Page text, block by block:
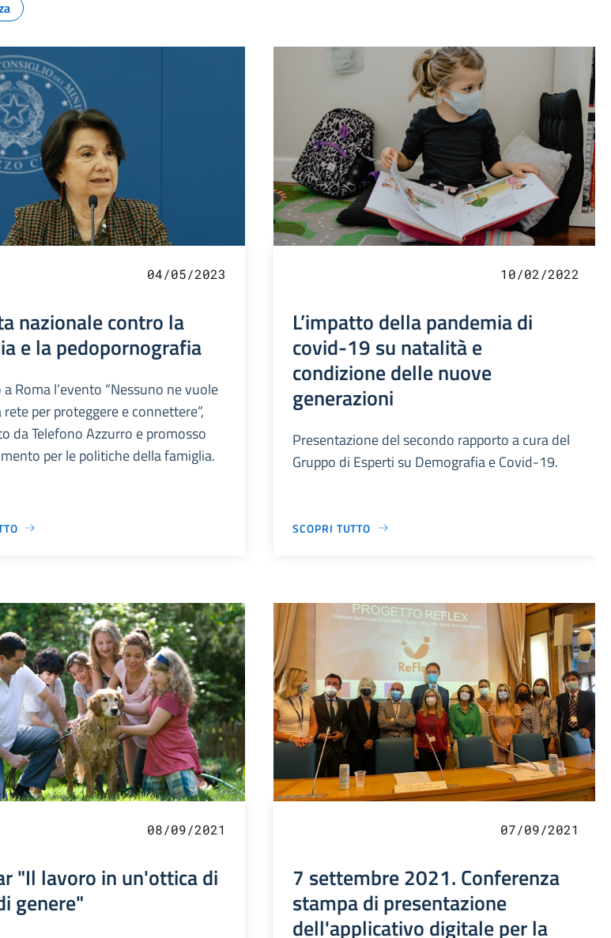
04/05/2023
nazionale contro la
e la pedopornografia
Roma l’evento “Nessuno ne vuole
rete per proteggere e connettere”,
da Telefono Azzurro e promosso
per le politiche della famiglia.
10/02/2022
L’impatto della pandemia di
covid-19 su natalità e
condizione delle nuove
generazioni
Presentazione del secondo rapporto a cura del
Gruppo di Esperti su Demografia e Covid-19.
SCOPRI TUTTO
08/09/2021
"Il lavoro in un'ottica di
genere"
07/09/2021
7 settembre 2021. Conferenza
stampa di presentazione
dell'applicativo digitale per la